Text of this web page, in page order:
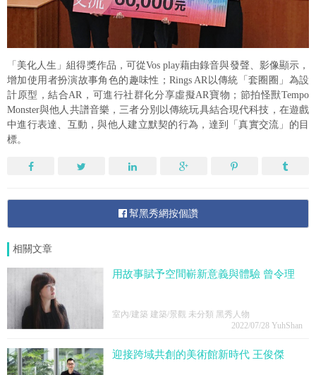
「美化人生」組得獎作品，可從Vos play藉由錄音與發聲、影像顯示，
增加使用者扮演故事角色的趣味性；Rings AR以傳統「套圈圈」為設
計原型，結合AR，可進行社群化分享虛擬AR寶物；節拍怪獸Tempo
Monster與他人共譜音樂，三者分別以傳統玩具結合現代科技，在遊戲
中進行表達、互動，與他人建立默契的行為，達到「真實交流」的目
標。
幫黑秀網按個讚
相關文章
用故事賦予空間嶄新意義與體驗 曾令理
室內/建築 建築/景觀 未分類 黑秀人物
2022/07/28YuhShan
迎接跨域共創的美術館新時代 王俊傑